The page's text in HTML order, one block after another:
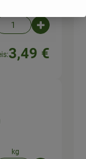
3,49 €
kg